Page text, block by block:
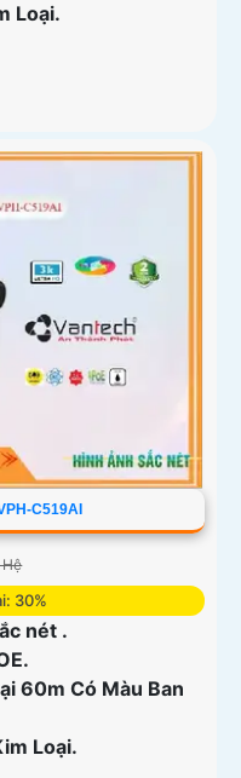
Loại.
C519AI
Hệ
30%
nét .
60m Có Màu Ban
Loại.